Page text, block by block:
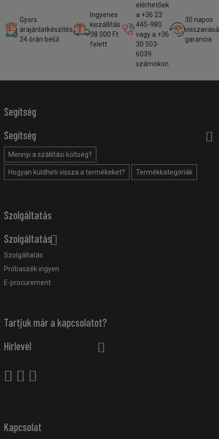
Gyors
árajánlatkészítés,
24 órán belül
Ingyenes
kiszállítás
38 000 Ft
felett
elérhetőek
a +36 23
445-980
vagy a +36
30 503-
6039
számokon
30 napos
garancia
Segítség
Segítség
Mennyi a szállítási költség?
Hogyan küldheti vissza a termékeket? Termékkategóriák
Szolgáltatás
Szolgáltatás
Szolgáltatás
Próbaszék ingyen
E-procurement
Tartjuk már a kapcsolatot?
Hírlevél
Kapcsolat